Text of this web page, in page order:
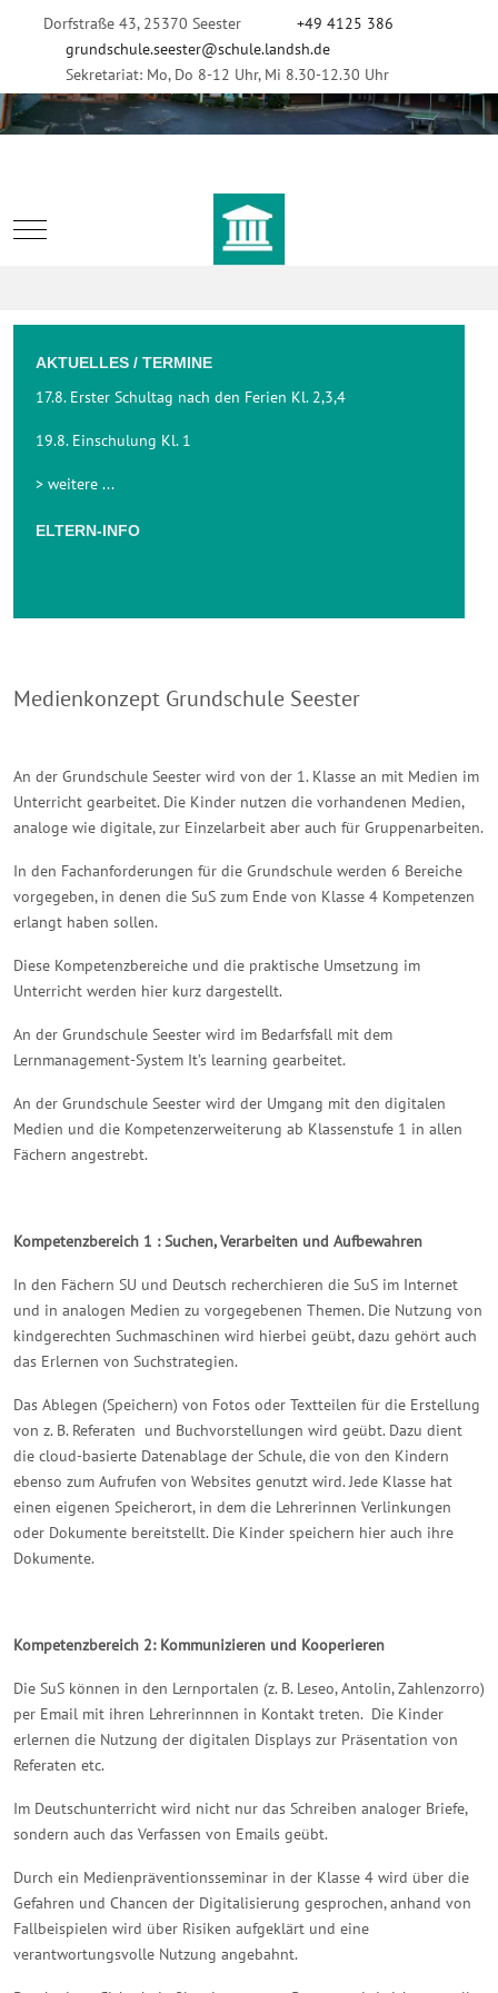
Dorfstraße 43, 25370 Seester
+49 4125 386
grundschule.seester@schule.landsh.de
Sekretariat: Mo, Do 8-12 Uhr, Mi 8.30-12.30 Uhr
Mobile Menu Toggle
AKTUELLES / TERMINE
17.8. Erster Schultag nach den Ferien Kl. 2,3,4
19.8. Einschulung Kl. 1
> weitere ...
ELTERN-INFO
Medienkonzept Grundschule Seester
An der Grundschule Seester wird von der 1. Klasse an mit Medien im
Unterricht gearbeitet. Die Kinder nutzen die vorhandenen Medien,
analoge wie digitale, zur Einzelarbeit aber auch für Gruppenarbeiten.
In den Fachanforderungen für die Grundschule werden 6 Bereiche
vorgegeben, in denen die SuS zum Ende von Klasse 4 Kompetenzen
erlangt haben sollen.
Diese Kompetenzbereiche und die praktische Umsetzung im
Unterricht werden hier kurz dargestellt.
An der Grundschule Seester wird im Bedarfsfall mit dem
Lernmanagement-System It’s learning gearbeitet.
An der Grundschule Seester wird der Umgang mit den digitalen
Medien und die Kompetenzerweiterung ab Klassenstufe 1 in allen
Fächern angestrebt.
Kompetenzbereich 1 : Suchen, Verarbeiten und Aufbewahren
In den Fächern SU und Deutsch recherchieren die SuS im Internet
und in analogen Medien zu vorgegebenen Themen. Die Nutzung von
kindgerechten Suchmaschinen wird hierbei geübt, dazu gehört auch
das Erlernen von Suchstrategien.
Das Ablegen (Speichern) von Fotos oder Textteilen für die Erstellung
von z. B. Referaten und Buchvorstellungen wird geübt. Dazu dient
die cloud-basierte Datenablage der Schule, die von den Kindern
ebenso zum Aufrufen von Websites genutzt wird. Jede Klasse hat
einen eigenen Speicherort, in dem die Lehrerinnen Verlinkungen
oder Dokumente bereitstellt. Die Kinder speichern hier auch ihre
Dokumente.
Kompetenzbereich 2: Kommunizieren und Kooperieren
Die SuS können in den Lernportalen (z. B. Leseo, Antolin, Zahlenzorro)
per Email mit ihren Lehrerinnnen in Kontakt treten. Die Kinder
erlernen die Nutzung der digitalen Displays zur Präsentation von
Referaten etc.
Im Deutschunterricht wird nicht nur das Schreiben analoger Briefe,
sondern auch das Verfassen von Emails geübt.
Durch ein Medienpräventionsseminar in der Klasse 4 wird über die
Gefahren und Chancen der Digitalisierung gesprochen, anhand von
Fallbeispielen wird über Risiken aufgeklärt und eine
verantwortungsvolle Nutzung angebahnt.